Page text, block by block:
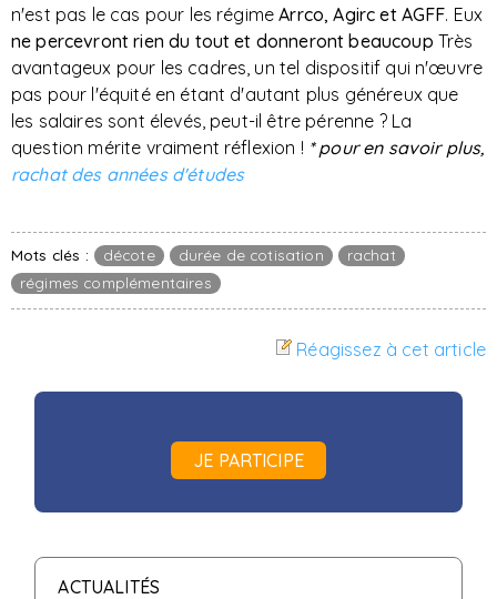
n'est pas le cas pour les régimeArrco, Agirc et AGFF. Eux
ne percevront rien du tout et donneront beaucoup Très
avantageux pour les cadres, un tel dispositif qui n'œuvre
pas pour l'équité en étant d'autant plus généreux que
les salaires sont élevés, peut-il être pérenne ? La
question mérite vraiment réflexion ! * pour en savoir plus,
rachat des années d'études
Mots clés : décote durée de cotisation
rachat
régimes complémentaires
Réagissez à cet article
JE PARTICIPE
ACTUALITÉS